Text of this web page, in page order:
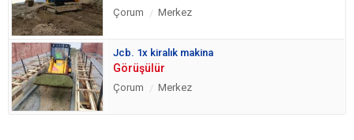
Çorum Merkez
Jcb. 1x kiralık makina
Görüşülür
Çorum Merkez